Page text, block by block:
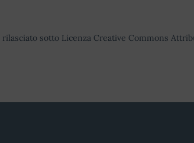
sotto Licenza Creative Commons